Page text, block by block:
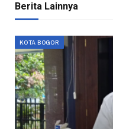
Berita Lainnya
KOTA BOGOR